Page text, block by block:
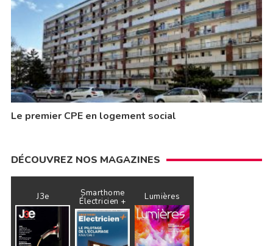
Le premier CPE en logement social
DÉCOUVREZ NOS MAGAZINES
J3e Smarthome
Électricien + Lumières